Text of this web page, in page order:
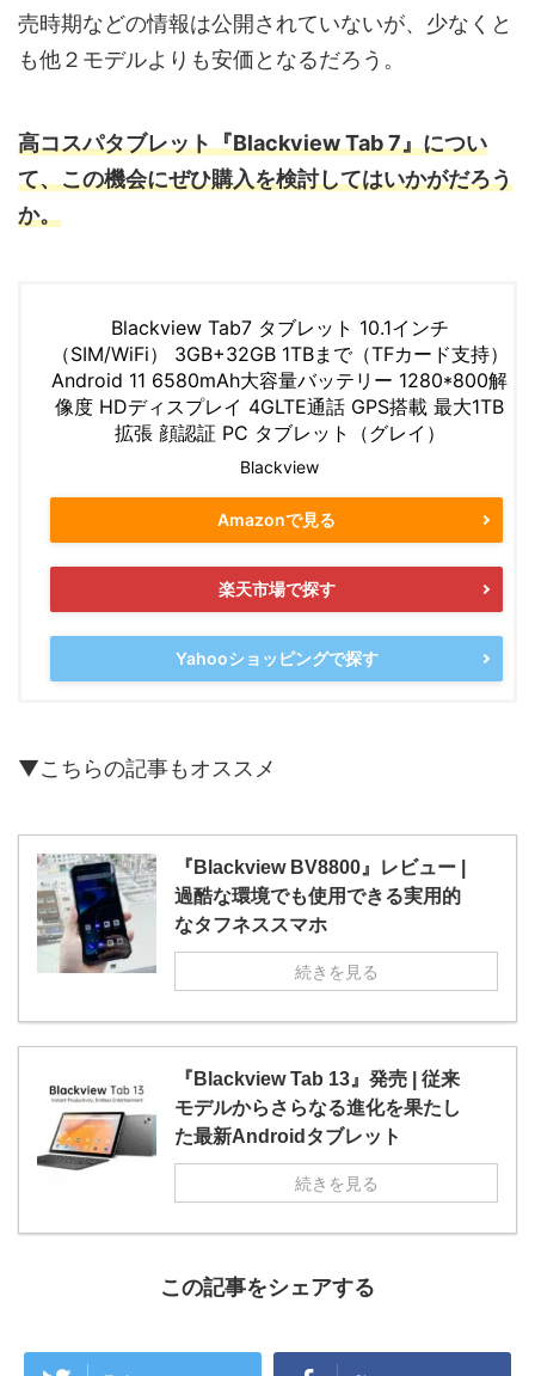
売時期などの情報は公開されていないが、少なくと
も他２モデルよりも安価となるだろう。
高コスパタブレット『Blackview Tab 7』につい
て、この機会にぜひ購入を検討してはいかがだろう
か。
Blackview Tab7 タブレット 10.1インチ
（SIM/WiFi） 3GB+32GB 1TBまで（TFカード支持）
Android 11 6580mAh大容量バッテリー 1280*800解
像度 HDディスプレイ 4GLTE通話 GPS搭載 最大1TB
拡張 顔認証 PC タブレット（グレイ）
Blackview
Amazonで見る
楽天市場で探す
Yahooショッピングで探す
▼こちらの記事もオススメ
『Blackview BV8800』レビュー |
過酷な環境でも使用できる実用的
なタフネススマホ
続きを見る
『Blackview Tab 13』発売 | 従来
モデルからさらなる進化を果たし
た最新Androidタブレット
続きを見る
この記事をシェアする